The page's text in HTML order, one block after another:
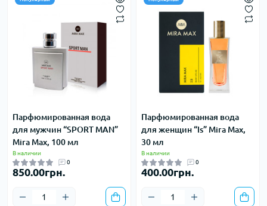
Парфюмированная вода
для мужчин “SPORT MAN”
Mira Max, 100 мл
В наличии
0
850.00грн.
Парфюмированная вода
для женщин “Is” Mira Max,
30 мл
В наличии
0
400.00грн.